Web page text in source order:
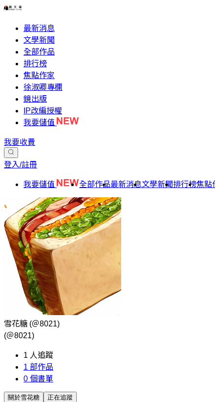
最新消息
文學新聞
全部作品
排行榜
焦點作家
徐淑卿專欄
鏡出版
IP改編授權
我要儲值
我要收費
登入/註冊
我要儲值 全部作品最新消息文學新聞排行榜焦點
雪花糖 (＠8021)
(＠8021)
1 人追蹤
1 部作品
0 個書單
關於雪花糖 正在追蹤